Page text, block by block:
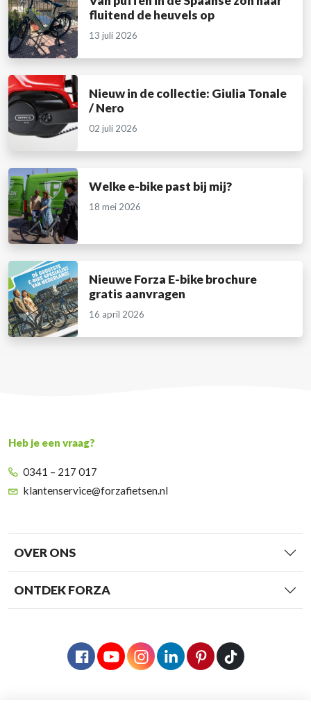
fluitend de heuvels op
13 juli 2026
Nieuw in de collectie: Giulia Tonale
/ Nero
02 juli 2026
Welke e-bike past bij mij?
18 mei 2026
Nieuwe Forza E-bike brochure
gratis aanvragen
16 april 2026
Heb je een vraag?
0341 – 217 017
klantenservice@forzafietsen.nl
OVER ONS
ONTDEK FORZA